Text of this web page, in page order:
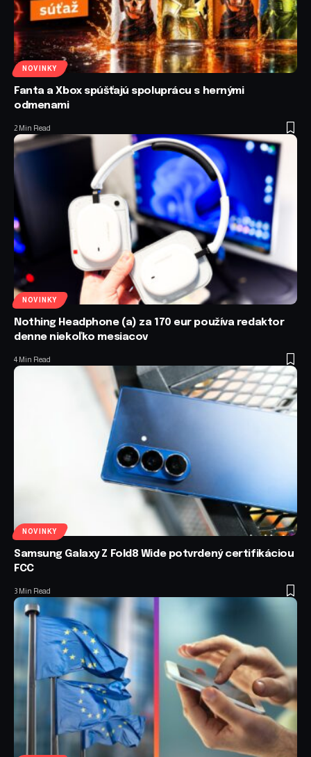
NOVINKY
Fanta a Xbox spúšťajú spoluprácu s hernými
odmenami
2 Min Read
NOVINKY
Nothing Headphone (a) za 170 eur používa redaktor
denne niekoľko mesiacov
4 Min Read
NOVINKY
Samsung Galaxy Z Fold8 Wide potvrdený certifikáciou
FCC
3 Min Read